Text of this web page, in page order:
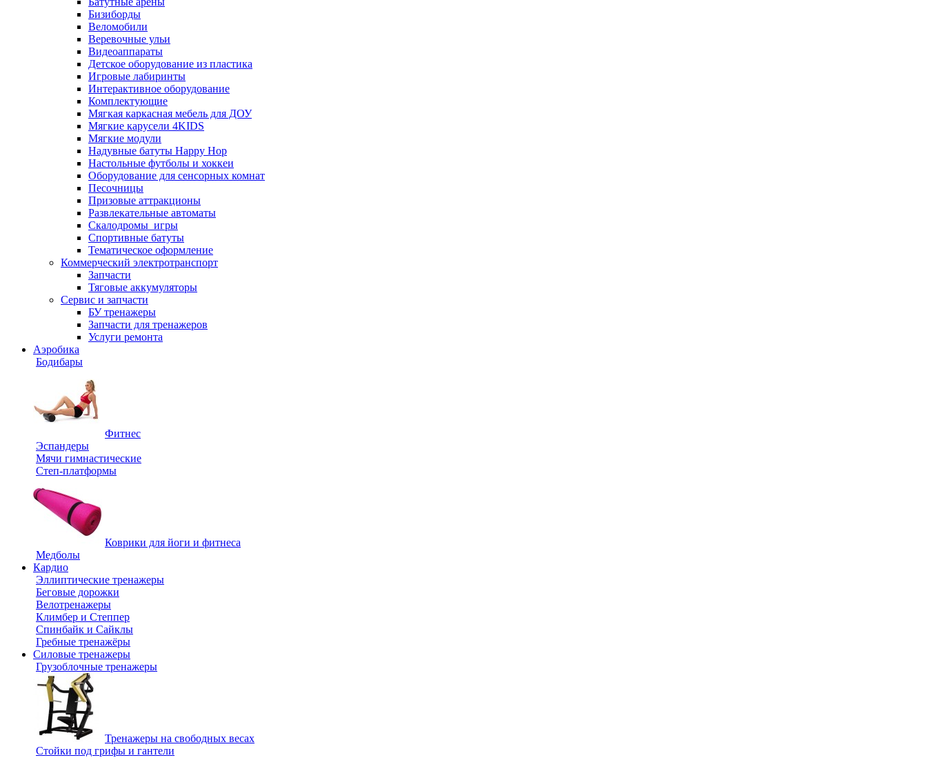
Бизиборды
Веломобили
Веревочные ульи
Видеоаппараты
Детское оборудование из пластика
Игровые лабиринты
Интерактивное оборудование
Комплектующие
Мягкая каркасная мебель для ДОУ
Мягкие карусели 4KIDS
Мягкие модули
Надувные батуты Happy Hop
Настольные футболы и хоккеи
Оборудование для сенсорных комнат
Песочницы
Призовые аттракционы
Развлекательные автоматы
Скалодромы_игры
Спортивные батуты
Тематическое оформление
Коммерческий электротранспорт
Запчасти
Тяговые аккумуляторы
Сервис и запчасти
БУ тренажеры
Запчасти для тренажеров
Услуги ремонта
Аэробика
Бодибары
Фитнес
Эспандеры
Мячи гимнастические
Степ-платформы
Коврики для йоги и фитнеса
Медболы
Кардио
Эллиптические тренажеры
Беговые дорожки
Велотренажеры
Климбер и Степпер
Спинбайк и Сайклы
Гребные тренажёры
Силовые тренажеры
Грузоблочные тренажеры
Тренажеры на свободных весах
Стойки под грифы и гантели